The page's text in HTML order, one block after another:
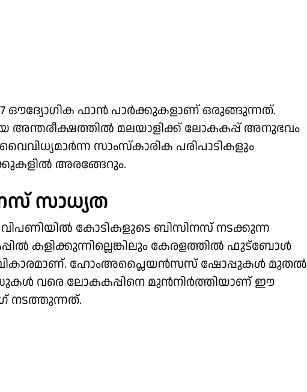
7 ഔദ്യോഗിക ഫാന്‍ പാര്‍ക്കുകളാണ് ഒരുങ്ങുന്നത്.
അന്തരീക്ഷത്തില്‍ മലയാളിക്ക് ലോകകപ്പ് അനുഭവം
സാംസ്‌കാരിക പരിപാടികളും
അരങ്ങേറും.
സാധ്യത
കോടികളുടെ ബിസിനസ് നടക്കുന്ന
കളിക്കുന്നില്ലെങ്കിലും കേരളത്തില്‍ ഫുട്‌ബോള്‍
ഹോംഅപ്ലൈയന്‍സസ് ഷോപ്പുകള്‍ മുതല്‍
വരെ ലോകകപ്പിനെ മുന്‍നിര്‍ത്തിയാണ് ഈ
നടത്തുന്നത്.